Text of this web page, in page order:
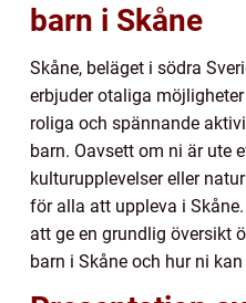
barn i Skåne
Skåne, beläget i södra
erbjuder otaliga
roliga och spännande
barn. Oavsett om ni är ute
kulturupplevelser eller
för alla att uppleva i
att ge en grundlig översikt
barn i Skåne och hur ni